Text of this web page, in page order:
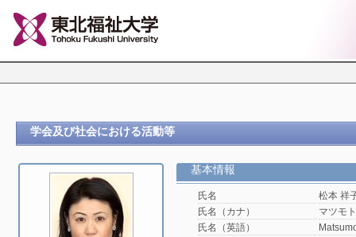
学会及び社会における活動等
基本情報
氏名
松本 祥
氏名（カナ）
マツモ
氏名（英語）